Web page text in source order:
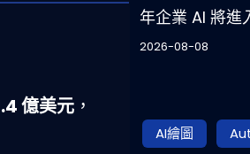
億美元 ，
年企業 AI 將進
2026-08-08
AI繪圖